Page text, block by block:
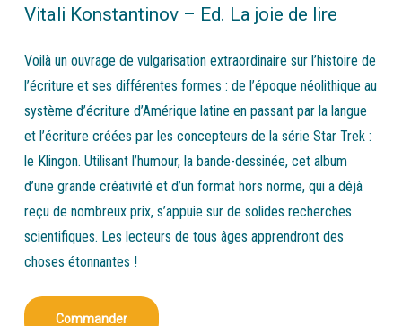
Vitali Konstantinov – Ed. La joie de lire
Voilà un ouvrage de vulgarisation extraordinaire sur l’histoire de
l’écriture et ses différentes formes : de l’époque néolithique au
système d’écriture d’Amérique latine en passant par la langue
et l’écriture créées par les concepteurs de la série Star Trek :
le Klingon. Utilisant l’humour, la bande-dessinée, cet album
d’une grande créativité et d’un format hors norme, qui a déjà
reçu de nombreux prix, s’appuie sur de solides recherches
scientifiques. Les lecteurs de tous âges apprendront des
choses étonnantes !
Commander